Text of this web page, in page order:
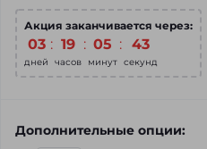
Акция заканчивается через:
03
дней
: 19
часов
: 05
минут
: 42
секунд
Дополнительные опции: